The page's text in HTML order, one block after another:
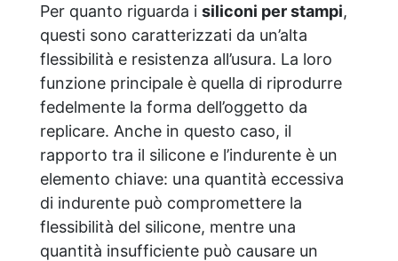
Per quanto riguarda i siliconi per stampi,
questi sono caratterizzati da un’alta
flessibilità e resistenza all’usura. La loro
funzione principale è quella di riprodurre
fedelmente la forma dell’oggetto da
replicare. Anche in questo caso, il
rapporto tra il silicone e l’indurente è un
elemento chiave: una quantità eccessiva
di indurente può compromettere la
flessibilità del silicone, mentre una
quantità insufficiente può causare un